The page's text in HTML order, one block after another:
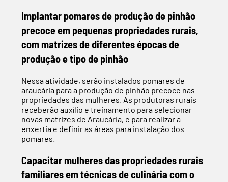
Implantar pomares de produção de pinhão
precoce em pequenas propriedades rurais,
com matrizes de diferentes épocas de
produção e tipo de pinhão
Nessa atividade, serão instalados pomares de
araucária para a produção de pinhão precoce nas
propriedades das mulheres. As produtoras rurais
receberão auxílio e treinamento para selecionar
novas matrizes de Araucária, e para realizar a
enxertia e definir as áreas para instalação dos
pomares.
Capacitar mulheres das propriedades rurais
familiares em técnicas de culinária com o